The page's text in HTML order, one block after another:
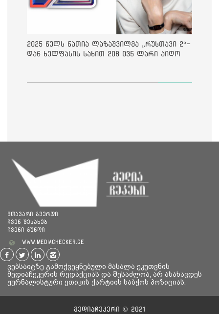
2025 წელს ნათია ლაზაშვილმა „რუსთავი 2“-
დან ხელფასის სახით 208 035 ლარი აიღო
მთავარი გვერდი
ჩვენ შესახებ
ჩვენი გუნდი
www.mediachecker.ge
ვებსაიტზე გამოქვეყნებული მასალა ეკუთვნის
მედიაჩეკერის რედაქციას და შესაძლოა, არ ასახავდეს
ჟურნალისტური ეთიკის ქარტიის საბჭოს პოზიციას.
მედიაჩეკერი © 2021